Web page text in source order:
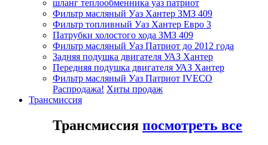
шланг теплообменника уаз патриот
Фильтр масляный Уаз Хантер ЗМЗ 409
Фильтр топливный Уаз Хантер Евро 3
Патрубки холостого хода ЗМЗ 409
Фильтр масляный Уаз Патриот до 2012 года
Задняя подушка двигателя УАЗ Хантер
Передняя подушка двигателя УАЗ Хантер
Фильтр масляный Уаз Патриот IVECO
Распродажа! Хиты продаж
Трансмиссия
Трансмиссия посмотреть все